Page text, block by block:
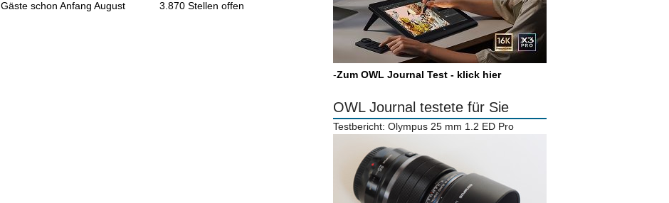
Gäste schon Anfang August
3.870 Stellen offen
-Zum OWL Journal Test - klick hier
OWL Journal testete für Sie
Testbericht: Olympus 25 mm 1.2 ED Pro